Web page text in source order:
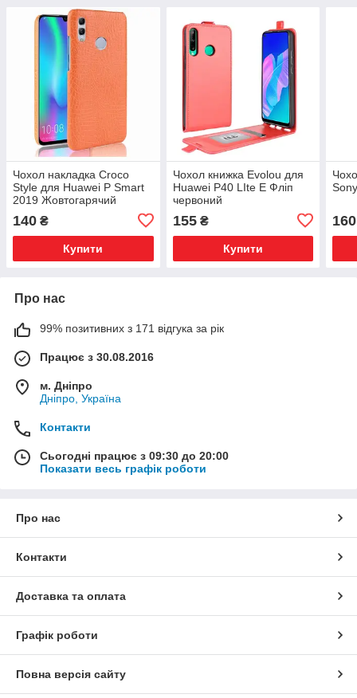
Чохол накладка Croco
Style для Huawei P Smart
2019 Жовтогарячий
140 ₴
Купити
Чохол книжка Evolou для
Huawei P40 LIte E Фліп
червоний
155₴
Купити
160
Про нас
99% позитивних з 171 відгука за рік
Працює з 30.08.2016
м. Дніпро
Дніпро, Україна
Контакти
Сьогодні працює з 09:30 до 20:00
Показати весь графік роботи
Про нас
Контакти
Доставка та оплата
Графік роботи
Повна версія сайту